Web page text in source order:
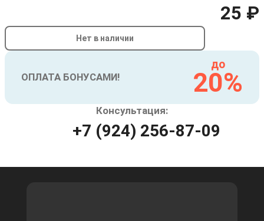
25 ₽
Нет в наличии
ОПЛАТА БОНУСАМИ!
до
20%
Консультация:
+7 (924) 256-87-09